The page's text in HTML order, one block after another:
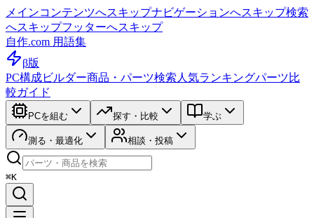
メインコンテンツへスキップナビゲーションへスキップ検索
へスキップフッターへスキップ
自作.com 用語集
β版
PC構成ビルダー商品・パーツ検索 人気ランキングパーツ比
較ガイド
PCを組む 探す・比較 学ぶ
測る・最適化 相談・投稿
⌘K